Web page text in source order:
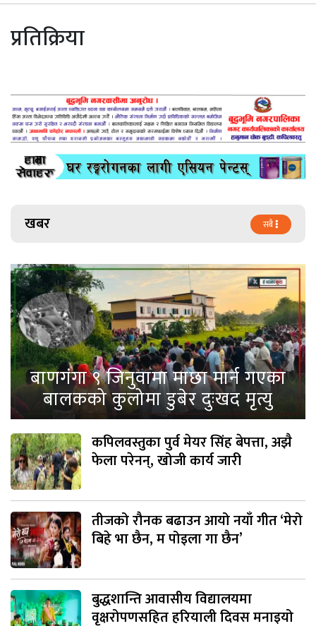
प्रतिक्रिया
खबर सबै
बाणगंगा ९ जिनुवामा माछा मार्न गएका
बालकको कुलोमा डुबेर दुःखद मृत्यु
कपिलवस्तुका पुर्व मेयर सिंह बेपत्ता, अझै
फेला परेनन्, खोजी कार्य जारी
तीजको रौनक बढाउन आयो नयाँ गीत ‘मेरो
बिहे भा छैन, म पोइला गा छैन’
बुद्धशान्ति आवासीय विद्यालयमा
वृक्षरोपणसहित हरियाली दिवस मनाइयो